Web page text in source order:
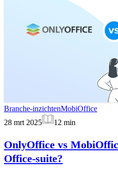
Branche-inzichtenMobiOffice
28 mrt 2025
12 min
OnlyOffice vs
Office-suite?